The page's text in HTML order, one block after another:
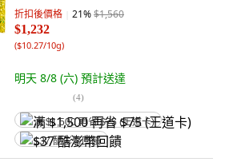
折扣後價格 21%$1,560
$1,232
($10.27/10g)
明天 8/8 (六) 預計送達
(4)
满 $1,500 再省 $75 (王道卡)
$37 酷澎幣回饋